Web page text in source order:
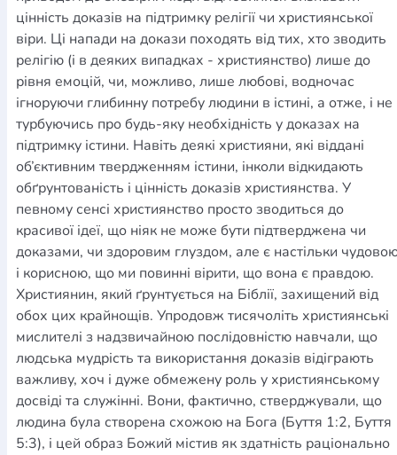
цінність доказів на підтримку релігії чи християнської
віри. Ці напади на докази походять від тих, хто зводить
релігію (і в деяких випадках - християнство) лише до
рівня емоцій, чи, можливо, лише любові, водночас
ігноруючи глибинну потребу людини в істині, а отже, і не
турбуючись про будь-яку необхідність у доказах на
підтримку істини. Навіть деякі християни, які віддані
об’єктивним твердженням істини, інколи відкидають
обґрунтованість і цінність доказів християнства. У
певному сенсі християнство просто зводиться до
красивої ідеї, що ніяк не може бути підтверджена чи
доказами, чи здоровим глуздом, але є настільки
і корисною, що ми повинні вірити, що вона є правдою.
Християнин, який ґрунтується на Біблії, захищений від
обох цих крайнощів. Упродовж тисячоліть християнські
мислителі з надзвичайною послідовністю навчали, що
людська мудрість та використання доказів відіграють
важливу, хоч і дуже обмежену роль у християнському
досвіді та служінні. Вони, фактично, стверджували, що
людина була створена схожою на Бога (Буття 1:2, Буття
5:3), і цей образ Божий містив як здатність раціонально